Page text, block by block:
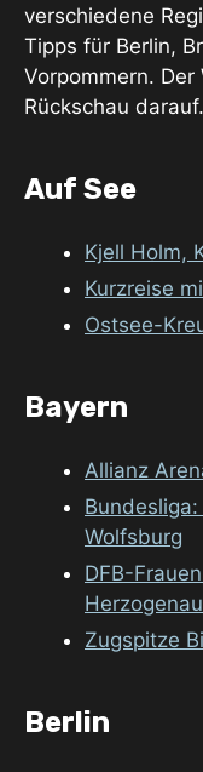
verschiedene
Tipps für Berlin,
Vorpommern.
Rückschau
Auf See
Kjell Holm,
Kurzreise
Ostsee-
Bayern
Allianz
Wolfsburg
DFB-
Zugspitze
Berlin